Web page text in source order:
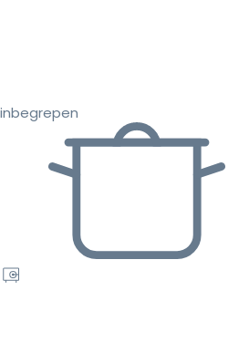
inbegrepen